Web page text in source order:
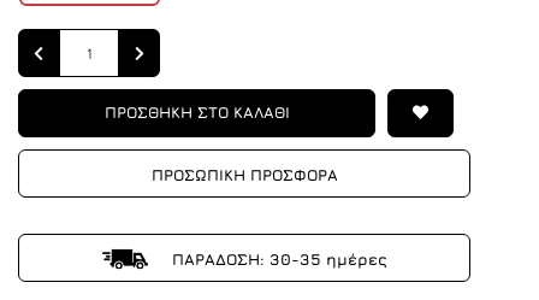
Quantity
ΠΡΟΣΘΗΚΗ ΣΤΟ ΚΑΛΑΘΙ
ΠΡΟΣΩΠΙΚΗ ΠΡΟΣΦΟΡΑ
ΠΑΡΑΔΟΣΗ: 30-35 ημέρες